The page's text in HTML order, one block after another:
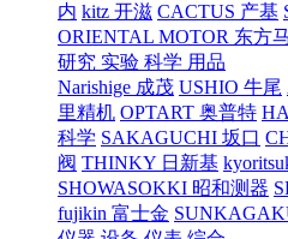
内 kitz 开滋 CACTUS 产基
ORIENTAL MOTOR 东方
研究 实验 科学 用品
Narishige 成茂 USHIO 牛尾
里精机 OPTART 奥普特
科学 SAKAGUCHI 坂口
阀 THINKY 日新基
SHOWASOKKI 昭和测器
fujikin 富士金